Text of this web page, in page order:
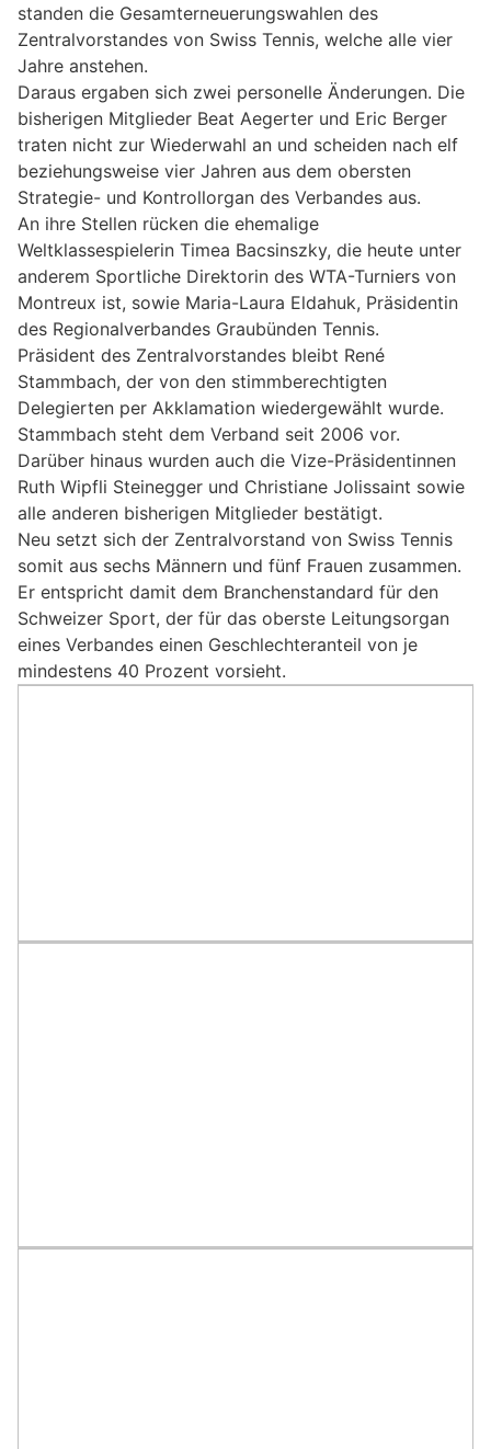
standen die Gesamterneuerungswahlen des
Zentralvorstandes von Swiss Tennis, welche alle vier
Jahre anstehen.
Daraus ergaben sich zwei personelle Änderungen. Die
bisherigen Mitglieder Beat Aegerter und Eric Berger
traten nicht zur Wiederwahl an und scheiden nach elf
beziehungsweise vier Jahren aus dem obersten
Strategie- und Kontrollorgan des Verbandes aus.
An ihre Stellen rücken die ehemalige
Weltklassespielerin Timea Bacsinszky, die heute unter
anderem Sportliche Direktorin des WTA-Turniers von
Montreux ist, sowie Maria-Laura Eldahuk, Präsidentin
des Regionalverbandes Graubünden Tennis.
Präsident des Zentralvorstandes bleibt René
Stammbach, der von den stimmberechtigten
Delegierten per Akklamation wiedergewählt wurde.
Stammbach steht dem Verband seit 2006 vor.
Darüber hinaus wurden auch die Vize-Präsidentinnen
Ruth Wipfli Steinegger und Christiane Jolissaint sowie
alle anderen bisherigen Mitglieder bestätigt.
Neu setzt sich der Zentralvorstand von Swiss Tennis
somit aus sechs Männern und fünf Frauen zusammen.
Er entspricht damit dem Branchenstandard für den
Schweizer Sport, der für das oberste Leitungsorgan
eines Verbandes einen Geschlechteranteil von je
mindestens 40 Prozent vorsieht.